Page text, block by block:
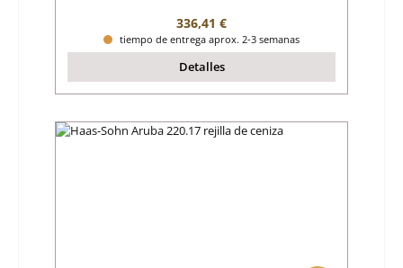
Precio normal:
336,41 €
tiempo de entrega aprox. 2-3 semanas
Detalles